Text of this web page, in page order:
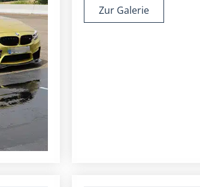
Zur Galerie